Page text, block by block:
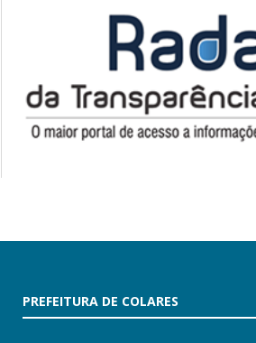
PREFEITURA DE COLARES